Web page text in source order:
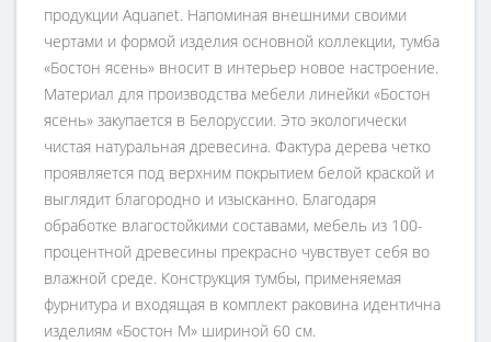
продукции Aquanet. Напоминая внешними своими
чертами и формой изделия основной коллекции, тумба
«Бостон ясень» вносит в интерьер новое настроение.
Материал для производства мебели линейки «Бостон
ясень» закупается в Белоруссии. Это экологически
чистая натуральная древесина. Фактура дерева четко
проявляется под верхним покрытием белой краской и
выглядит благородно и изысканно. Благодаря
обработке влагостойкими составами, мебель из 100-
процентной древесины прекрасно чувствует себя во
влажной среде. Конструкция тумбы, применяемая
фурнитура и входящая в комплект раковина идентична
изделиям «Бостон М» шириной 60 см.